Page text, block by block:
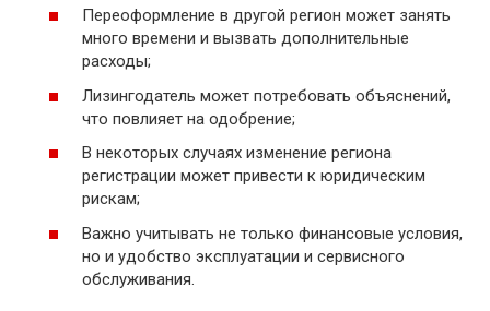
Переоформление в другой регион может занять
много времени и вызвать дополнительные
расходы;
Лизингодатель может потребовать объяснений,
что повлияет на одобрение;
В некоторых случаях изменение региона
регистрации может привести к юридическим
рискам;
Важно учитывать не только финансовые условия,
но и удобство эксплуатации и сервисного
обслуживания.